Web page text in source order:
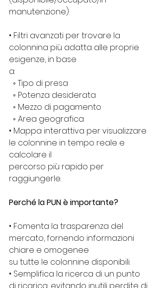
manutenzione).
• Filtri avanzati per trovare la
colonnina più adatta alle proprie
esigenze, in base
a:
  ◦ Tipo di presa
  ◦ Potenza desiderata
  ◦ Mezzo di pagamento
  ◦ Area geografica
• Mappa interattiva per visualizzare
le colonnine in tempo reale e
calcolare il
percorso più rapido per
raggiungerle.
Perché la PUN è importante?
• Fomenta la trasparenza del
mercato, fornendo informazioni
chiare e omogenee
su tutte le colonnine disponibili.
• Semplifica la ricerca di un punto
di ricarica, evitando inutili perdite di